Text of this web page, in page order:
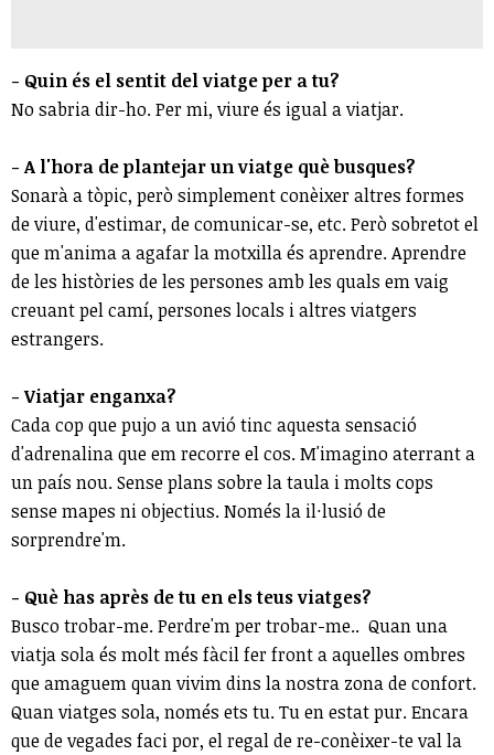
- Quin és el sentit del viatge per a tu?
No sabria dir-ho. Per mi, viure és igual a viatjar.
- A l'hora de plantejar un viatge què busques?
Sonarà a tòpic, però simplement conèixer altres formes
de viure, d'estimar, de comunicar-se, etc. Però sobretot el
que m'anima a agafar la motxilla és aprendre. Aprendre
de les històries de les persones amb les quals em vaig
creuant pel camí, persones locals i altres viatgers
estrangers.
- Viatjar enganxa?
Cada cop que pujo a un avió tinc aquesta sensació
d'adrenalina que em recorre el cos. M'imagino aterrant a
un país nou. Sense plans sobre la taula i molts cops
sense mapes ni objectius. Només la il·lusió de
sorprendre'm.
- Què has après de tu en els teus viatges?
Busco trobar-me. Perdre'm per trobar-me.. Quan una
viatja sola és molt més fàcil fer front a aquelles ombres
que amaguem quan vivim dins la nostra zona de confort.
Quan viatges sola, només ets tu. Tu en estat pur. Encara
que de vegades faci por, el regal de re-conèixer-te val la